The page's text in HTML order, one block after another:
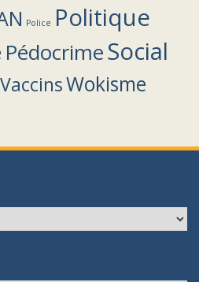
Police Politique
PédocrimeSocial
VaccinsWokisme